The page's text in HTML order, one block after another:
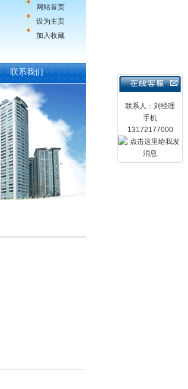
网站首页
设为主页
加入收藏
联系人：刘经理
手机
13172177000
联系我们